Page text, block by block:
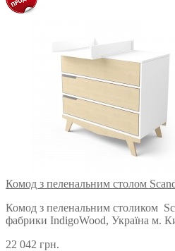
Комод з пеленальним столом
Комод з пеленальним столиком
фабрики IndigoWood, Україна м.
22 042 грн.